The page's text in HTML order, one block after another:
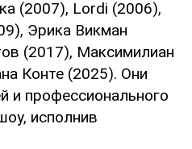
(2007), Lordi (2006),
Эрика Викман
(2017), Максимилиан
Конте (2025). Они
и профессионального
исполнив